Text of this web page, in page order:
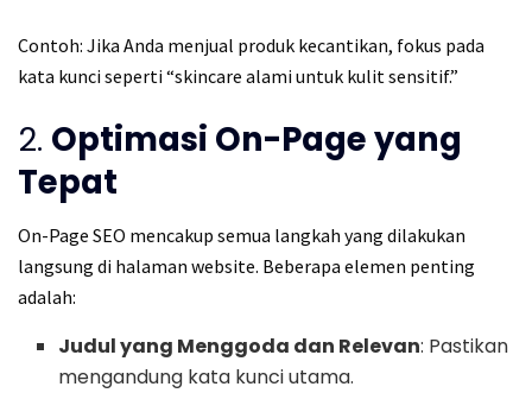
Contoh: Jika Anda menjual produk kecantikan, fokus pada
kata kunci seperti “skincare alami untuk kulit sensitif.”
2. Optimasi On-Page yang
Tepat
On-Page SEO mencakup semua langkah yang dilakukan
langsung di halaman website. Beberapa elemen penting
adalah:
Judul yang Menggoda dan Relevan: Pastikan
mengandung kata kunci utama.